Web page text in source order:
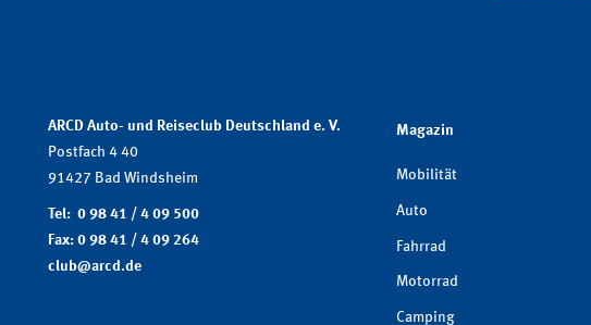
ARCD Auto- und Reiseclub Deutschland e. V.
Postfach 4 40
91427 Bad Windsheim
Tel: 0 98 41 / 4 09 500
Fax: 0 98 41 / 4 09 264
club@arcd.de
Magazin
Mobilität
Auto
Fahrrad
Motorrad
Camping